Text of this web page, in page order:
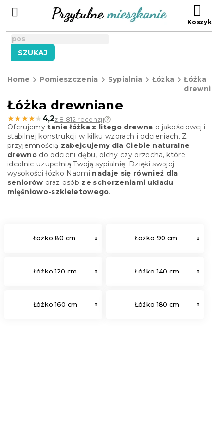
SZUKAJ
Home Pomieszczenia Sypialnia Łóżka
Łóżka
Łóżka drewniane
★★★★★
★★★★★ 4,2z 8 812 recenzji
Oferujemytanie łóżka z litego drewna o jakościowej i
stabilnej konstrukcji w kilku wzorach i odcieniach. Z
przyjemnością zabejcujemy dla Ciebie naturalne
drewno do odcieni dębu, olchy czy orzecha, które
idealnie uzupełnią Twoją sypialnię. Dzięki swojej
wysokości łóżko Naomi nadaje się również dla
seniorów oraz osób ze schorzeniami układu
mięśniowo-szkieletowego.
Łóżko 80 cm Łóżko 90 cm
Łóżko 120 cm Łóżko 140 cm
Łóżko 160 cm Łóżko 180 cm